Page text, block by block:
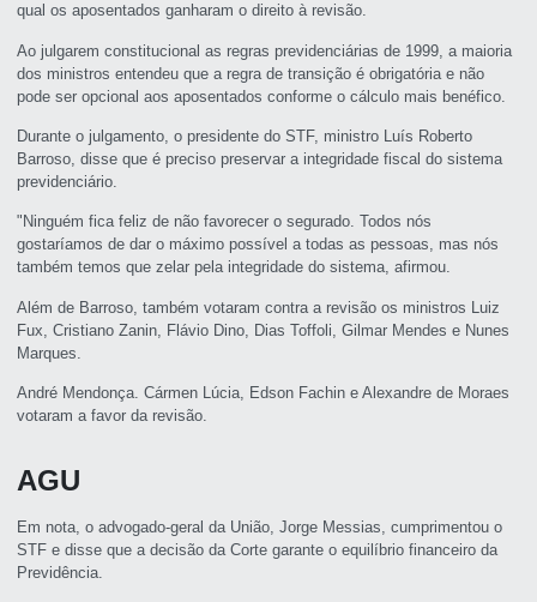
qual os aposentados ganharam o direito à revisão.
Ao julgarem constitucional as regras previdenciárias de 1999, a maioria
dos ministros entendeu que a regra de transição é obrigatória e não
pode ser opcional aos aposentados conforme o cálculo mais benéfico.
Durante o julgamento, o presidente do STF, ministro Luís Roberto
Barroso, disse que é preciso preservar a integridade fiscal do sistema
previdenciário.
"Ninguém fica feliz de não favorecer o segurado. Todos nós
gostaríamos de dar o máximo possível a todas as pessoas, mas nós
também temos que zelar pela integridade do sistema, afirmou.
Além de Barroso, também votaram contra a revisão os ministros Luiz
Fux, Cristiano Zanin, Flávio Dino, Dias Toffoli, Gilmar Mendes e Nunes
Marques.
André Mendonça. Cármen Lúcia, Edson Fachin e Alexandre de Moraes
votaram a favor da revisão.
AGU
Em nota, o advogado-geral da União, Jorge Messias, cumprimentou o
STF e disse que a decisão da Corte garante o equilíbrio financeiro da
Previdência.